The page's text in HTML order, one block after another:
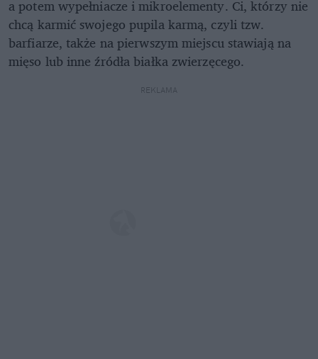
a potem wypełniacze i mikroelementy. Ci, którzy nie
chcą karmić swojego pupila karmą, czyli tzw.
barfiarze, także na pierwszym miejscu stawiają na
mięso lub inne źródła białka zwierzęcego.
REKLAMA